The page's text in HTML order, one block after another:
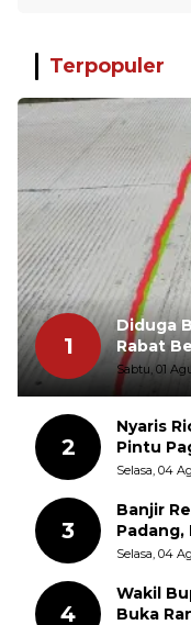
Terpopuler
1
Diduga
Rabat
Sudah
Sabtu, 01
2
Nyaris
Pintu
Selasa, 04
3
Banjir
Padang,
Selasa, 04
4
Wakil
Buka